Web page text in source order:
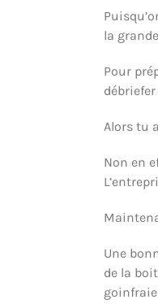
la
Pour
Alors tu
Non en
Une
de la